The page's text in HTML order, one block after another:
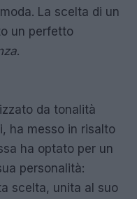
La scelta di un
un perfetto
.
da tonalità
ha messo in risalto
ha optato per un
personalità:
scelta, unita al suo